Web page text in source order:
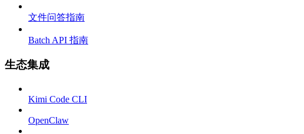
文件问答指南
Batch API 指南
生态集成
Kimi Code CLI
OpenClaw